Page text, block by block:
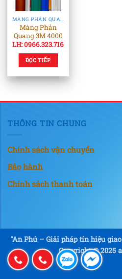
MÀNG PHẢN QUANG 3M
Màng Phản
Quang 3M 4000
LH: 0966.323.716
ĐỌC TIẾP
THÔNG TIN CHUNG
Chính sách vận chuyển
Bảo hành
Chính sách thanh toán
"An Phú – Giải pháp tín hiệu
Copyright © 2025